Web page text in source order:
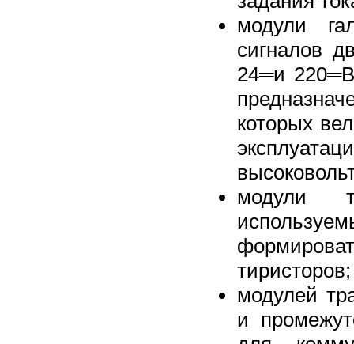
модули
сигналов
24═и 220═В
которых
модули
тиристоров;
модулей
и